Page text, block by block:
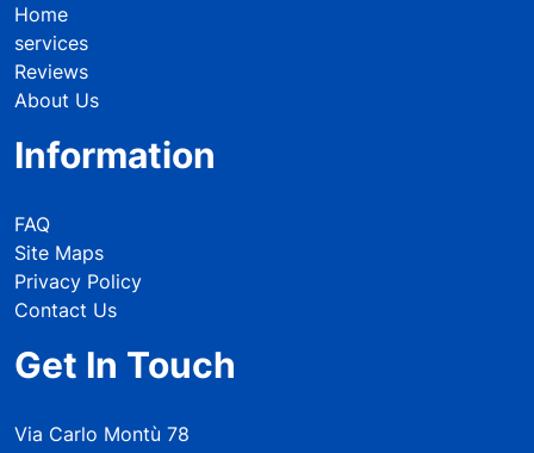
Home
services
Reviews
About Us
Information
FAQ
Site Maps
Privacy Policy
Contact Us
Get In Touch
Via Carlo Montù 78